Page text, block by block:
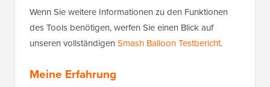
Wenn Sie weitere Informationen zu den Funktionen
des Tools benötigen, werfen Sie einen Blick auf
unseren vollständigen Smash Balloon Testbericht.
Meine Erfahrung